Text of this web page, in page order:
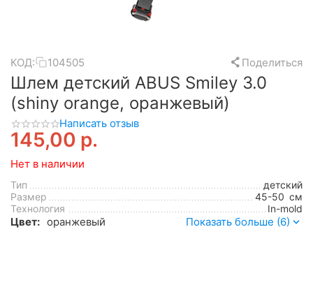
КОД: 104505 Поделиться
Шлем детский ABUS Smiley 3.0
(shiny orange, оранжевый)
Написать отзыв
145,00 р.
Нет в наличии
Тип
детский
Размер
45-50 см
Технология
In-mold
Цвет: оранжевый Показать больше (6)